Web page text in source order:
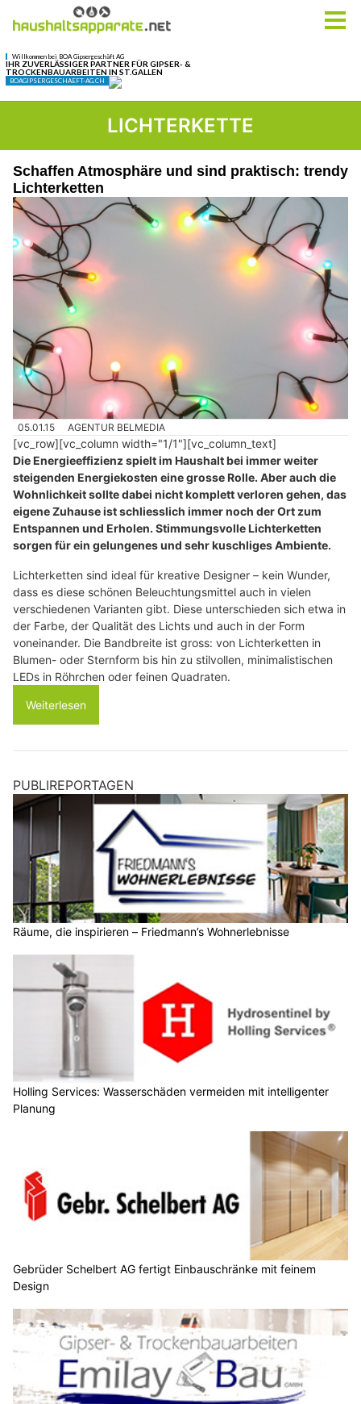
LICHTERKETTE
Schaffen Atmosphäre und sind praktisch: trendy
Lichterketten
05.01.15 AGENTUR BELMEDIA
[vc_row][vc_column width="1/1"][vc_column_text]
Die Energieeffizienz spielt im Haushalt bei immer weiter
steigenden Energiekosten eine grosse Rolle. Aber auch die
Wohnlichkeit sollte dabei nicht komplett verloren gehen, das
eigene Zuhause ist schliesslich immer noch der Ort zum
Entspannen und Erholen. Stimmungsvolle Lichterketten
sorgen für ein gelungenes und sehr kuschliges Ambiente.
Lichterketten sind ideal für kreative Designer – kein Wunder,
dass es diese schönen Beleuchtungsmittel auch in vielen
verschiedenen Varianten gibt. Diese unterschieden sich etwa in
der Farbe, der Qualität des Lichts und auch in der Form
voneinander. Die Bandbreite ist gross: von Lichterketten in
Blumen- oder Sternform bis hin zu stilvollen, minimalistischen
LEDs in Röhrchen oder feinen Quadraten.
Weiterlesen
PUBLIREPORTAGEN
Räume, die inspirieren – Friedmann’s Wohnerlebnisse
Holling Services: Wasserschäden vermeiden mit intelligenter
Planung
Gebrüder Schelbert AG fertigt Einbauschränke mit feinem
Design